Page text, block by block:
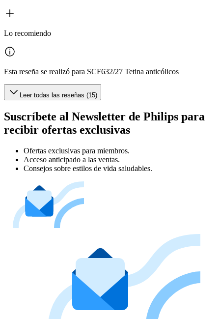
Lo recomiendo
Esta reseña se realizó para SCF632/27 Tetina anticólicos
Leer todas las reseñas (15)
Suscríbete al Newsletter de Philips para
recibir ofertas exclusivas
Ofertas exclusivas para miembros.
Acceso anticipado a las ventas.
Consejos sobre estilos de vida saludables.